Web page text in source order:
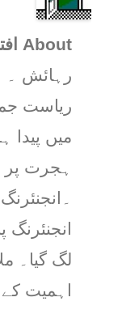
About افتخار اجمل بھوپال
رہائش ۔
ریاست
میں پیدا
ہجرت پر
لگ گیا۔
اہمیت